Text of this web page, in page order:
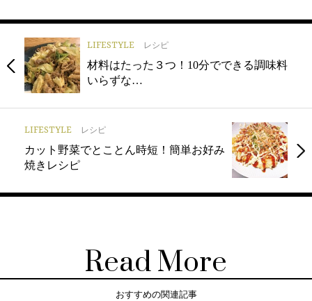
LIFESTYLE レシピ
材料はたった３つ！10分でできる調味料
いらずな…
LIFESTYLE レシピ
カット野菜でとことん時短！簡単お好み
焼きレシピ
Read More
おすすめの関連記事